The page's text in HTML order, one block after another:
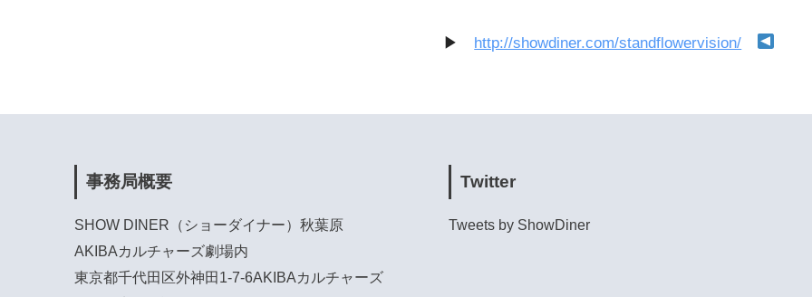
▶︎ http://showdiner.com/standflowervision/
事務局概要
SHOW DINER（ショーダイナー）秋葉原
AKIBAカルチャーズ劇場内
東京都千代田区外神田1-7-6AKIBAカルチャーズ
Twitter
Tweets by ShowDiner